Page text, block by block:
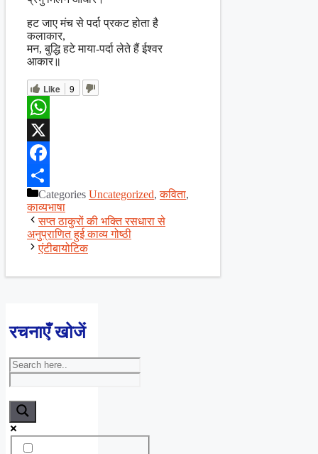
हट जाए मंच से पर्दा प्रकट होता है
कलाकार,
मन, बुद्धि हटे माया-पर्दा लेते हैं ईश्वर
आकार॥
Like 9
WhatsApp
X
Facebook
ShareCategories Uncategorized,कविता,
काव्यभाषा
सप्त ठाकुरों की भक्ति रसधारा से
अनुप्राणित हुई काव्य गोष्ठी
एंटीबायोटिक
रचनाएँ खोजें